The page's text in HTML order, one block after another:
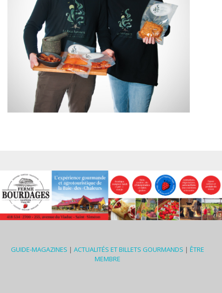
GUIDE-MAGAZINES | ACTUALITÉS ET BILLETS GOURMANDS | ÊTRE
MEMBRE